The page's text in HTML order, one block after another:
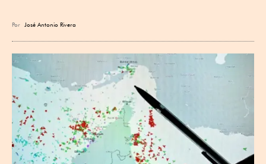
Por José Antonio Rivera